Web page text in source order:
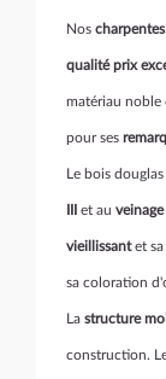
Nos
qualité prix
matériau noble
pour ses
Le bois
et au
vieillissantet sa
sa coloration
La structure
construction.